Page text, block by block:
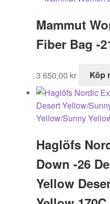
Mammut
Fiber Bag -
3 650,00 kr Köp
Haglöfs
Down -26
Yellow